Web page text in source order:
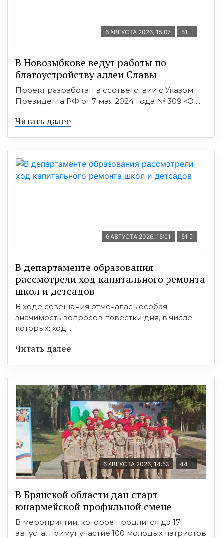
6 АВГУСТА 2026, 15:07 51
В Новозыбкове ведут работы по
благоустройству аллеи Славы
Проект разработан в соответствии с Указом
Президента РФ от 7 мая 2024 года № 309 «О ...
Читать далее
6 АВГУСТА 2026, 15:01 51
В департаменте образования
рассмотрели ход капитального ремонта
школ и детсадов
В ходе совещания отмечалась особая
значимость вопросов повестки дня, в числе
которых: ход ...
Читать далее
6 АВГУСТА 2026, 14:53 44
В Брянской области дан старт
юнармейской профильной смене
В мероприятии, которое продлится до 17
августа, примут участие 100 молодых патриотов